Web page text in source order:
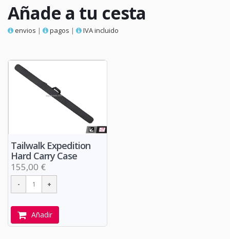
Añade a tu cesta
envios | pagos | IVA incluido
Tailwalk Expedition
Hard Carry Case
155,00 €
Añadir